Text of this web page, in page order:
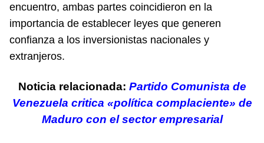
encuentro, ambas partes coincidieron en la
importancia de establecer leyes que generen
confianza a los inversionistas nacionales y
extranjeros.
Noticia relacionada: Partido Comunista de
Venezuela critica «política complaciente» de
Maduro con el sector empresarial